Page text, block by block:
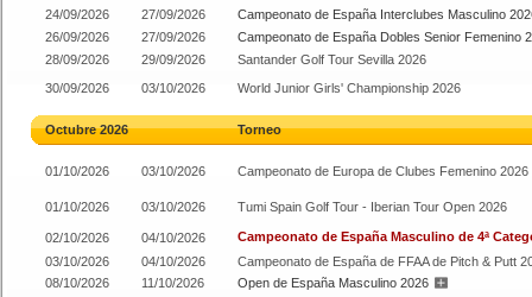
24/09/2026
27/09/2026
Campeonato de España Interclubes Masculino
26/09/2026
27/09/2026
Campeonato de España Dobles Senior Femenino
28/09/2026
29/09/2026
Santander Golf Tour Sevilla 2026
30/09/2026
03/10/2026 World Junior Girls' Championship 2026
Octubre 2026 Torneo
01/10/2026 03/10/2026 Campeonato de Europa de Clubes Femenino 2026
01/10/2026 03/10/2026 Tumi Spain Golf Tour - Iberian Tour Open 2026
02/10/2026 04/10/2026
Campeonato de España Masculino de 4ª
03/10/2026
04/10/2026
Campeonato de España de FFAA de Pitch & Putt
08/10/2026
11/10/2026
Open de España Masculino 2026